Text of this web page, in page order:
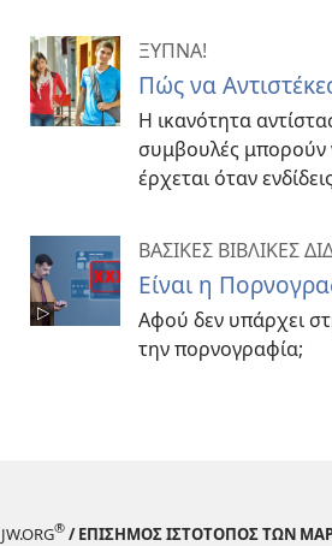
ΞΥΠΝΑ!
Πώς να
Η ικανότητα
συμβουλές μπορούν
έρχεται όταν
ΒΑΣΙΚΕΣ ΒΙΒΛΙΚΕΣ
Είναι η
Αφού δεν υπάρχει
την πορνογραφία;
JW.ORG® / ΕΠΙΣΗΜΟΣ ΙΣΤΟΤΟΠΟΣ ΤΩΝ